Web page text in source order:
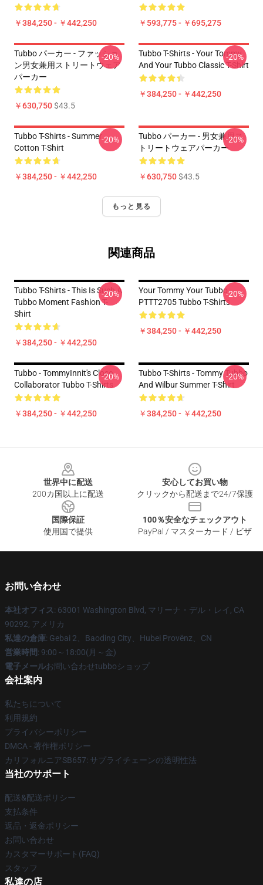
￥384,250 - ￥442,250 ￥593,775 - ￥695,275
Tubbo パーカー - ファッショ
ン男女兼用ストリートウェア
パーカー
￥630,750$43.5
-20%
Tubbo T-Shirts - Your Tommy
And Your Tubbo Classic T-Shirt
￥384,250 - ￥442,250
-20%
Tubbo T-Shirts - Summer
Cotton T-Shirt
￥384,250 - ￥442,250
-20%
Tubbo パーカー - 男女兼用ス
トリートウェアパーカー
￥630,750$43.5
-20%
もっと見る
関連商品
Tubbo T-Shirts - This Is Such A
Tubbo Moment Fashion T-
Shirt
￥384,250 - ￥442,250
-20%
Your Tommy Your Tubbo
PTTT2705 Tubbo T-Shirts
￥384,250 - ￥442,250
-20%
Tubbo - TommyInnit's Close
Collaborator Tubbo T-Shirts
￥384,250 - ￥442,250
-20%
Tubbo T-Shirts - Tommy Tubbo
And Wilbur Summer T-Shirt
￥384,250 - ￥442,250
-20%
世界中に配送
200カ国以上に配送
安心してお買い物
クリックから配送まで24/7保護
国際保証
使用国で提供
100％安全なチェックアウト
PayPal / マスターカード / ビザ
お問い合わせ
本社オフィス: 63001 Washington Blvd, マリーナ・デル・レイ, CA
90292, アメリカ
私達の倉庫: Gebai 2、Baoding City、Hubei Provënz、CN
営業時間: 9:00～18:00(月～金)
電子メールお問い合わせtubboショップ
会社案内
私たちについて
利用規約
プライバシーポリシー
DMCA - 著作権ポリシー
カリフォルニアSB657: サプライチェーンの透明性法
当社のサポート
配送&配送ポリシー
支払条件
返品・返金ポリシー
お問い合わせ
カスタマーサポート(FAQ)
スタッフ
私達の店